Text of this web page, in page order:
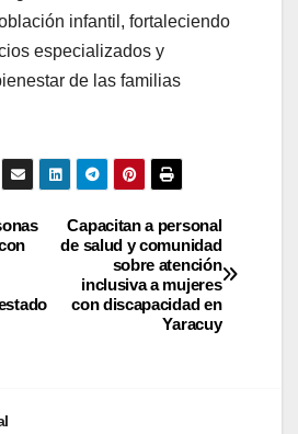
infantil, fortaleciendo
especializados y
de las familias
Capacitan a personal
de salud y comunidad
sobre atención
inclusiva a mujeres
con discapacidad en
Yaracuy